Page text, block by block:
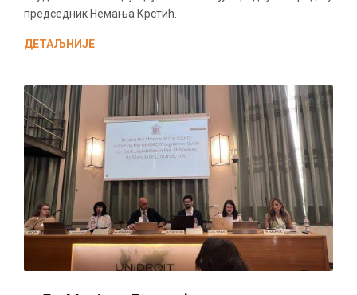
председник Немања Крстић.
ДЕТАЉНИЈЕ